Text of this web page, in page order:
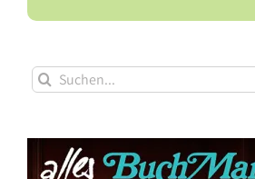
Suche
nach: